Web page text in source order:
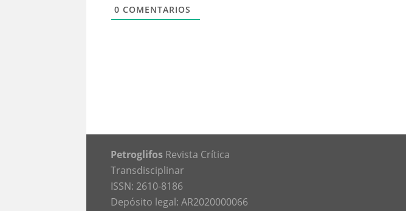
0 COMENTARIOS
Petroglifos Revista Crítica
Transdisciplinar
ISSN: 2610-8186
Depósito legal: AR2020000066